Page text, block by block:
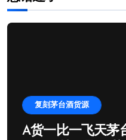
复刻茅台酒货源
A货一比一飞天茅